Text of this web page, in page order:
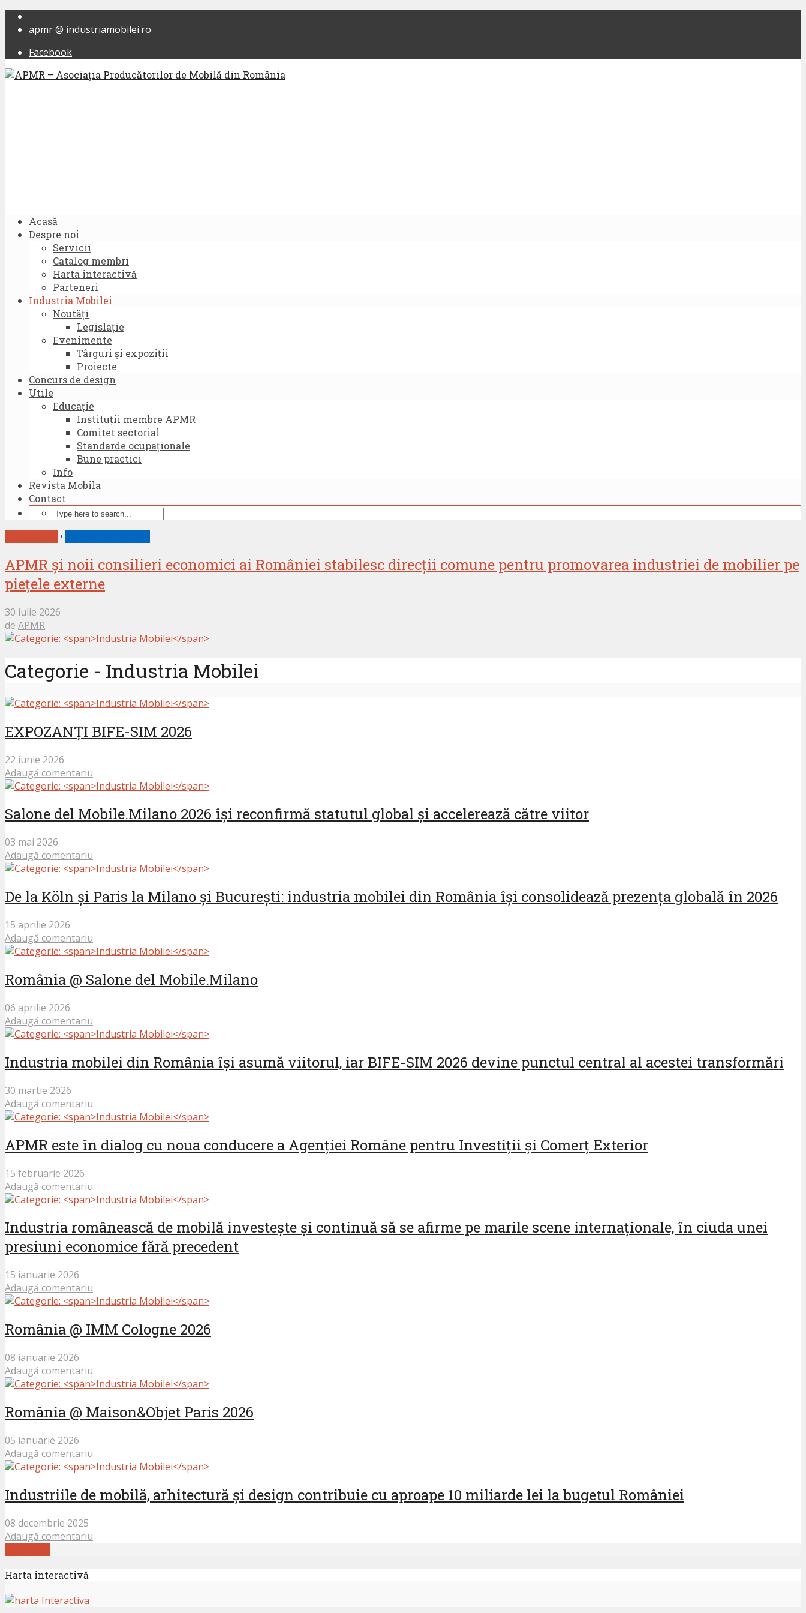
apmr @ industriamobilei.ro
Facebook
Acasă
Despre noi
Servicii
Catalog membri
Harta interactivă
Parteneri
Industria Mobilei
Noutăţi
Legislație
Evenimente
Târguri și expoziţii
Proiecte
Concurs de design
Utile
Educaţie
Instituţii membre APMR
Comitet sectorial
Standarde ocupaţionale
Bune practici
Info
Revista Mobila
Contact
•
APMR și noii consilieri economici ai României stabilesc direcții comune pentru promovarea industriei de mobilier pe
piețele externe
30 iulie 2026
de APMR
Categorie - Industria Mobilei
EXPOZANȚI BIFE-SIM 2026
22 iunie 2026
Adaugă comentariu
Salone del Mobile.Milano 2026 își reconfirmă statutul global și accelerează către viitor
03 mai 2026
Adaugă comentariu
De la Köln și Paris la Milano și București: industria mobilei din România își consolidează prezența globală în 2026
15 aprilie 2026
Adaugă comentariu
România @ Salone del Mobile.Milano
06 aprilie 2026
Adaugă comentariu
Industria mobilei din România își asumă viitorul, iar BIFE-SIM 2026 devine punctul central al acestei transformări
30 martie 2026
Adaugă comentariu
APMR este în dialog cu noua conducere a Agenției Române pentru Investiții și Comerț Exterior
15 februarie 2026
Adaugă comentariu
Industria românească de mobilă investește și continuă să se afirme pe marile scene internaționale, în ciuda unei
presiuni economice fără precedent
15 ianuarie 2026
Adaugă comentariu
România @ IMM Cologne 2026
08 ianuarie 2026
Adaugă comentariu
România @ Maison&Objet Paris 2026
05 ianuarie 2026
Adaugă comentariu
Industriile de mobilă, arhitectură și design contribuie cu aproape 10 miliarde lei la bugetul României
08 decembrie 2025
Adaugă comentariu
Harta interactivă